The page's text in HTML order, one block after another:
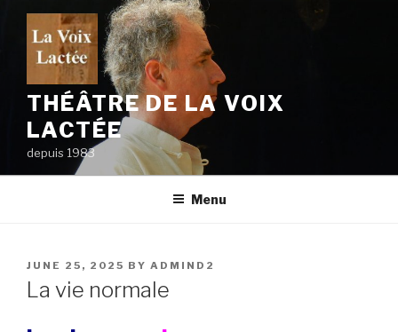
content
THÉÂTRE DE LA VOIX
LACTÉE
depuis 1983
Menu
POSTED
ON
JUNE 25, 2025 BY ADMIND2
La vie normale